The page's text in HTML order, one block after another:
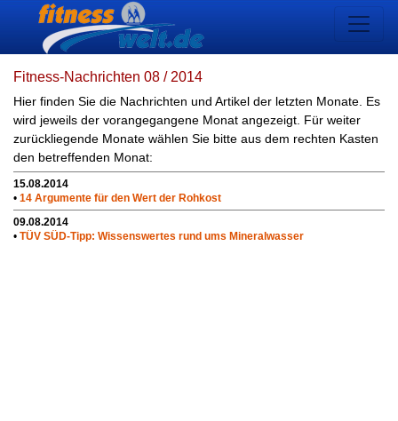
Fitness-Nachrichten 08 / 2014
Hier finden Sie die Nachrichten und Artikel der letzten Monate. Es
wird jeweils der vorangegangene Monat angezeigt. Für weiter
zurückliegende Monate wählen Sie bitte aus dem rechten Kasten
den betreffenden Monat:
15.08.2014
• 14 Argumente für den Wert der Rohkost
09.08.2014
• TÜV SÜD-Tipp: Wissenswertes rund ums Mineralwasser